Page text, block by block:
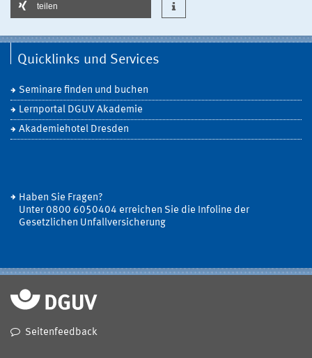
teilen
Quicklinks und Services
Seminare finden und buchen
Lernportal DGUV Akademie
Akademiehotel Dresden
Haben Sie Fragen?
Unter 0800 6050404 erreichen Sie die Infoline der
Gesetzlichen Unfallversicherung
Seitenfeedback